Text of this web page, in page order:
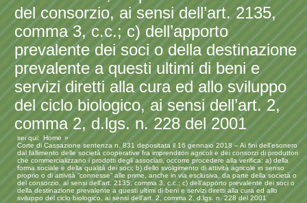
del consorzio, ai sensi dell’art. 2135,
comma 3, c.c.; c) dell’apporto
prevalente dei soci o della destinazione
prevalente a questi ultimi di beni e
servizi diretti alla cura ed allo sviluppo
del ciclo biologico, ai sensi dell’art. 2,
comma 2, d.lgs. n. 228 del 2001
sei qui:
Home
Corte di Cassazione sentenza n. 831 depositata il 16 gennaio 2018 – Ai fini dell’esonero
dal fallimento delle società cooperative fra imprenditori agricoli e dei consorzi di produttori
che commercializzano i prodotti degli associati, occorre procedere alla verifica: a) della
forma sociale e della qualità dei soci; b) dello svolgimento di attività agricole in senso
proprio o di attività “connesse” alle prime, anche in via esclusiva, da parte della società o
del consorzio, ai sensi dell’art. 2135, comma 3, c.c.; c) dell’apporto prevalente dei soci o
della destinazione prevalente a questi ultimi di beni e servizi diretti alla cura ed allo
sviluppo del ciclo biologico, ai sensi dell’art. 2, comma 2, d.lgs. n. 228 del 2001